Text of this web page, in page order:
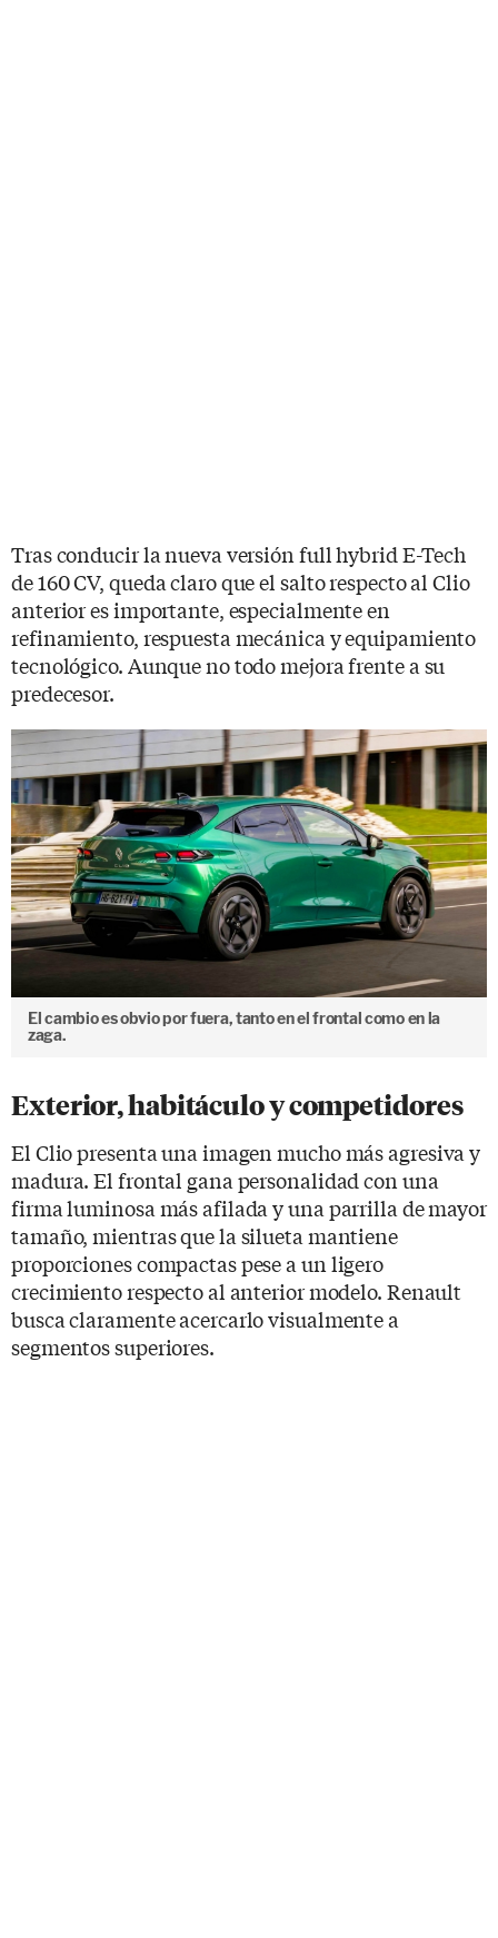
Tras conducir la nueva versión full hybrid E-Tech
de 160 CV, queda claro que el salto respecto al Clio
anterior es importante, especialmente en
refinamiento, respuesta mecánica y equipamiento
tecnológico. Aunque no todo mejora frente a su
predecesor.
El cambio es obvio por fuera, tanto en el frontal como en la
zaga.
Exterior, habitáculo y competidores
El Clio presenta una imagen mucho más agresiva y
madura. El frontal gana personalidad con una
firma luminosa más afilada y una parrilla de mayor
tamaño, mientras que la silueta mantiene
proporciones compactas pese a un ligero
crecimiento respecto al anterior modelo. Renault
busca claramente acercarlo visualmente a
segmentos superiores.